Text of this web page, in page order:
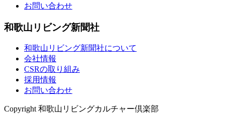
お問い合わせ
和歌山リビング新聞社
和歌山リビング新聞社について
会社情報
CSRの取り組み
採用情報
お問い合わせ
Copyright 和歌山リビングカルチャー倶楽部